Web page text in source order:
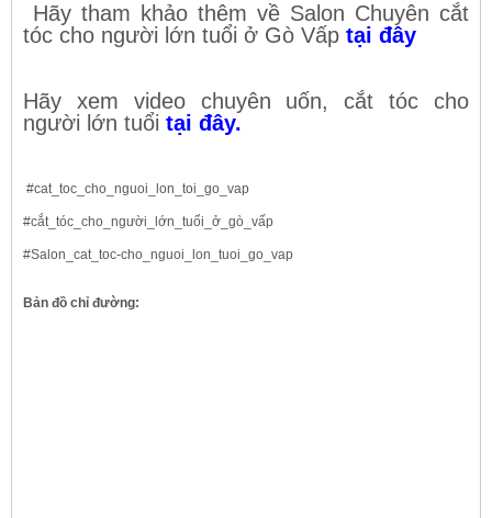
Hãy tham khảo thêm về Salon Chuyên cắt
tóc cho người lớn tuổi ở Gò Vấp tại đây
Hãy xem video chuyên uốn, cắt tóc cho
người lớn tuổi tại đây.
#cat_toc_cho_nguoi_lon_toi_go_vap
#cắt_tóc_cho_người_lớn_tuổi_ở_gò_vấp
#Salon_cat_toc-cho_nguoi_lon_tuoi_go_vap
Bản đồ chỉ đường: